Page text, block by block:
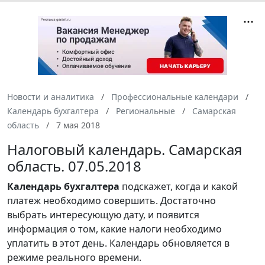
Новости и аналитика
Профессиональные календари
Календарь бухгалтера
Региональные
Самарская
область
7 мая 2018
Налоговый календарь. Самарская
область. 07.05.2018
Календарьбухгалтера подскажет, когда и какой
платеж необходимо совершить. Достаточно
выбрать интересующую дату, и появится
информация о том, какие налоги необходимо
уплатить в этот день. Календарь обновляется в
режиме реального времени.